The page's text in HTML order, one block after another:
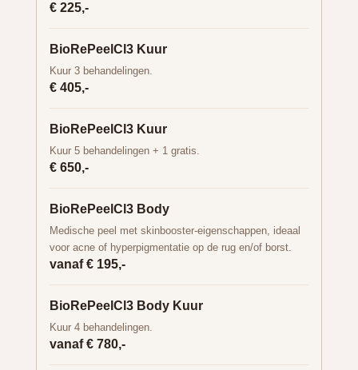
€ 225,-
BioRePeelCl3 Kuur
Kuur 3 behandelingen.
€ 405,-
BioRePeelCl3 Kuur
Kuur 5 behandelingen + 1 gratis.
€ 650,-
BioRePeelCl3 Body
Medische peel met skinbooster-eigenschappen, ideaal
voor acne of hyperpigmentatie op de rug en/of borst.
vanaf € 195,-
BioRePeelCl3 Body Kuur
Kuur 4 behandelingen.
vanaf € 780,-